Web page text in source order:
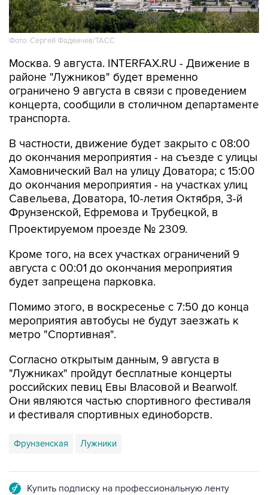
Фото: Сергей Фадеичев/ТАСС
Москва. 9 августа. INTERFAX.RU - Движение в
районе "Лужников" будет временно
ограничено 9 августа в связи с проведением
концерта, сообщили в столичном департаменте
транспорта.
В частности, движение будет закрыто с 08:00
до окончания мероприятия - на съезде с улицы
Хамовнический Вал на улицу Доватора; с 15:00
до окончания мероприятия - на участках улиц
Савельева, Доватора, 10-летия Октября, 3-й
Фрунзенской, Ефремова и Трубецкой, в
Проектируемом проезде № 2309.
Кроме того, на всех участках ограничений 9
августа с 00:01 до окончания мероприятия
будет запрещена парковка.
Помимо этого, в воскресенье с 7:50 до конца
мероприятия автобусы не будут заезжать к
метро "Спортивная".
Согласно открытым данным, 9 августа в
"Лужниках" пройдут бесплатные концерты
российских певиц Евы Власовой и Bearwolf.
Они являются частью спортивного фестиваля
и фестиваля спортивных единоборств.
Фрунзенская Лужники
Купить подписку на профессиональную ленту